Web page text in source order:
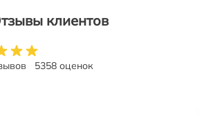
клиентов
5358 оценок